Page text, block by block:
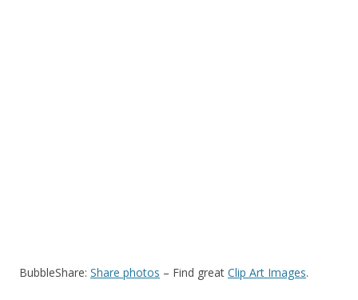
BubbleShare: Share photos – Find great Clip Art Images.